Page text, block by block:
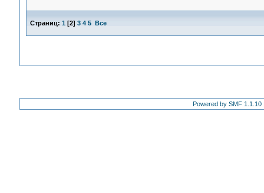
Страниц: 1 [2] 3 4 5 Все
Powered by SMF 1.1.10